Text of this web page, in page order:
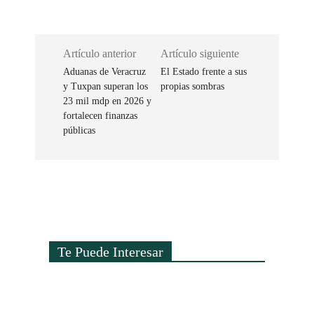
Artículo anterior
Aduanas de Veracruz
y Tuxpan superan los
23 mil mdp en 2026 y
fortalecen finanzas
públicas
Artículo siguiente
El Estado frente a sus
propias sombras
Te Puede Interesar